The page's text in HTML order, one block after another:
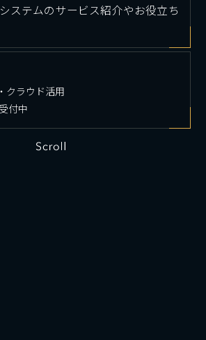
ステムのサービス紹介やお役立ち
クラウド活用
付中